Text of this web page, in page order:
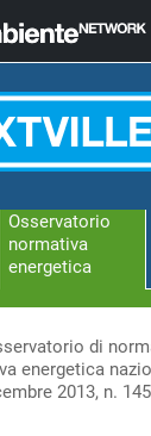
Osservatorio
normativa
energetica
di
energetica
2013, n. 145